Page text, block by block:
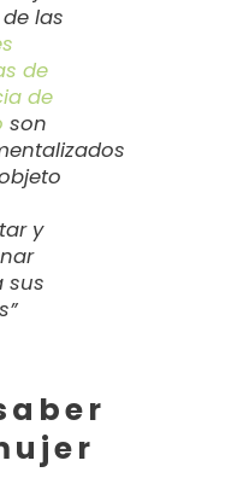
las
de
de
son
y
sus